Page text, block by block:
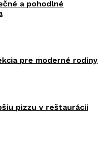
a pohodlné
pre moderné rodiny
pizzu v reštaurácii